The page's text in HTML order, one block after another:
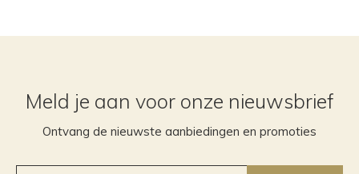
Meld je aan voor onze nieuwsbrief
Ontvang de nieuwste aanbiedingen en promoties